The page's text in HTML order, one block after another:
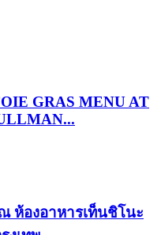
GRAS MENU AT
ห้องอาหารเท็นชิโนะ